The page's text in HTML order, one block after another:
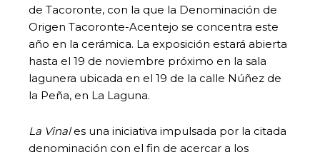
de Tacoronte, con la que la Denominación de
Origen Tacoronte-Acentejo se concentra este
año en la cerámica. La exposición estará abierta
hasta el 19 de noviembre próximo en la sala
lagunera ubicada en el 19 de la calle Núñez de
la Peña, en La Laguna.
La Vinales una iniciativa impulsada por la citada
denominación con el fin de acercar a los